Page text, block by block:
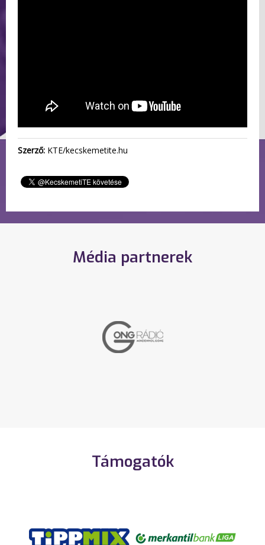
Szerző: KTE/kecskemetite.hu
Média partnerek
Támogatók